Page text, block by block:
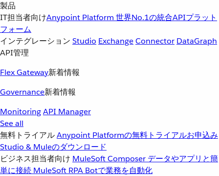
製品
IT担当者向けAnypoint Platform 世界No.1の統合APIプラット
フォーム
インテグレーション Studio ExchangeConnector DataGraph
API管理
Flex Gateway新着情報
Governance新着情報
MonitoringAPI Manager
See all
無料トライアルAnypoint Platformの無料トライアルお申込み
Studio & Muleのダウンロード
ビジネス担当者向け MuleSoft Composer データやアプリと簡
単に接続 MuleSoft RPA Botで業務を自動化